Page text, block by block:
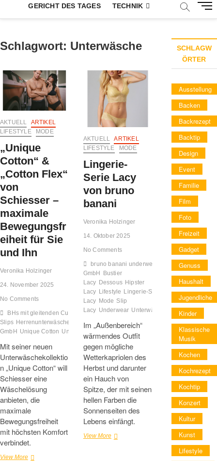
GERICHT DES TAGES TECHNIK
M
u
B
u
t
o
n
Schlagwort: Unterwäsche
AKTUELL
ARTIKEL
LIFESTYLE
MODE
„Unique
Cotton“ &
„Cotton Flex“
von
Schiesser –
maximale
Bewegungsfr
eiheit für Sie
und Ihn
Veronika Holzinger
24. November 2025
No Comments
BHs mit gleitenden Cups Cotton Flex Herren-Shorts Cotton Flex Herren-
Slips Herrenunterwäsche Lifestyle Lingerie Mode Modekollektion Schiesser
GmbH Unique Cotton Unterwäsche Unterwäschekollektion Innovation
Mit seiner neuen
Unterwäschekollektio
n „Unique Cotton“ will
Schiesser eine
Wäschelösung
anbieten, die
maximale
Bewegungsfreiheit
mit höchsten Komfort
verbindet.
View More„Unique
AKTUELL
ARTIKEL
LIFESTYLE
MODE
Lingerie-
Serie Lacy
von bruno
banani
Veronika Holzinger
14. Oktober 2025
No Comments
bruno banani underwear
GmbH
Bustier
Lacy Dessous Hipster
Lacy Lifestyle Lingerie-Serie
Lacy Mode Slip
Lacy Underwear Unterwäsche
Im „Außenbereich“
wärmendes Outfit
gegen mögliche
Wetterkapriolen des
Herbst und darunter
ein Hauch von
Spitze, der mit seinen
hellen Farben die
Sonnenseiten des
Lebens einfängt.
View MoreLingerie-
SCHLAGW
ÖRTER
Ausstellung
Backen
Backrezept
Backtip
Design
Event
Familie
Film
Foto
Freizeit
Gadget
Genuss
Haushalt
Jugendliche
Kinder
Klassische
Musik
Kochen
Kochrezept
Kochtip
Konzert
Kultur
Kunst
Lifestyle